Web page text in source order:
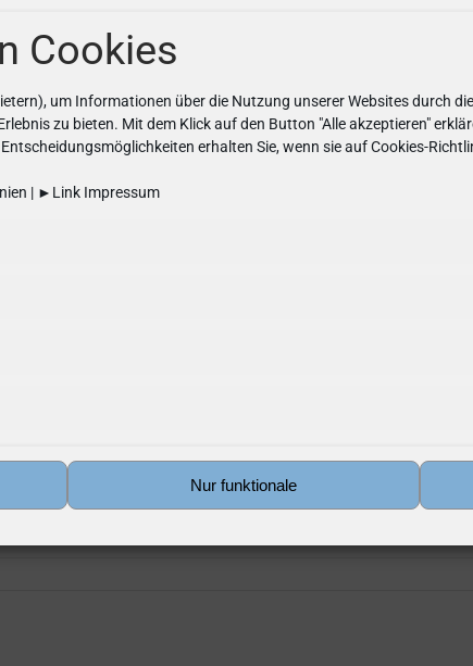
Cookies
um Informationen über die Nutzung unserer Websites durch
zu bieten. Mit dem Klick auf den Button "Alle akzeptieren"
erhalten Sie, wenn sie auf Cookies-
| ►Link Impressum
Nur funktionale
Johanneskindergarten